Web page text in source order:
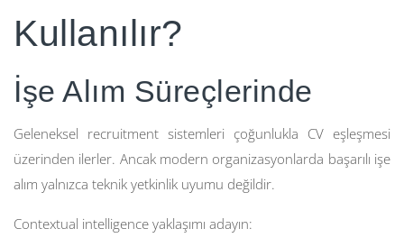
Kullanılır?
İşe Alım Süreçlerinde
Geleneksel recruitment sistemleri çoğunlukla CV eşleşmesi
üzerinden ilerler. Ancak modern organizasyonlarda başarılı işe
alım yalnızca teknik yetkinlik uyumu değildir.
Contextual intelligence yaklaşımı adayın: